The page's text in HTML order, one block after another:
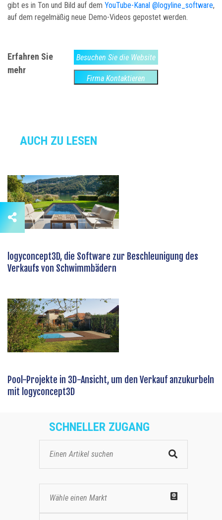
gibt es in Ton und Bild auf dem YouTube-Kanal @logyline_software,
auf dem regelmäßig neue Demo-Videos gepostet werden.
Erfahren Sie
mehr
Besuchen Sie die Website
Firma Kontaktieren
AUCH ZU LESEN
logyconcept3D, die Software zur Beschleunigung des
Verkaufs von Schwimmbädern
Pool-Projekte in 3D-Ansicht, um den Verkauf anzukurbeln
mit logyconcept3D
SCHNELLER ZUGANG
Wähle einen Markt